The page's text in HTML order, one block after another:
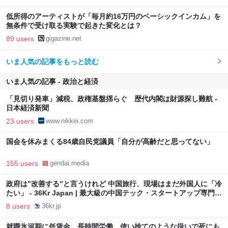
低所得のアーティストが「毎月約16万円のベーシックインカム」を
無条件で受け取る実験で起きた変化とは？
89 users gigazine.net
いま人気の記事をもっと読む
いま人気の記事 - 政治と経済
「見切り発車」減税、政権基盤揺らぐ 歴代内閣は財源探し難航 -
日本経済新聞
23 users www.nikkei.com
国会を休みまくる84歳自民党議員「自分が高齢だと思ってない」
155 users gendai.media
政府は”改善する”と言うけれど 中国旅行、現場はまだ外国人に「冷
たい」 - 36Kr Japan | 最大級の中国テック・スタートアップ専門メ
ディア
8 users 36kr.jp